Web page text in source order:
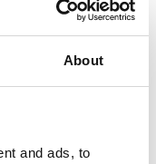
About
and ads, to
promenad från
som Vara
av, läsa en bok